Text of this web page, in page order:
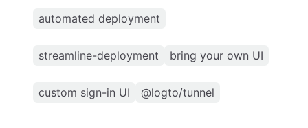
automated deployment
streamline-deployment bring your own UI
custom sign-in UI @logto/tunnel